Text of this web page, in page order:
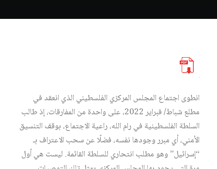
انطوى اجتماع المجلس المركزي الفلسطيني الذي انعقد في
مطلع شباط/ فبراير 2022، على واحدة من المفارقات، إذ طالب
السلطة الفلسطينية في رام الله، راعية الاجتماع، بوقف التنسيق
الأمني، أي مبرر وجودها نفسه، فضلًا عن سحب الاعتراف بـ
“إسرائيل” وهو مطلب انتحاري للسلطة القائمة. ليست هي أول